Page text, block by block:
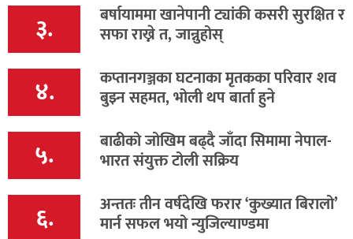
३. बर्षायाममा खानेपानी ट्यांकी कसरी सुरक्षित र
सफा राख्ने त, जान्नुहोस्
४. कप्तानगञ्जका घटनाका मृतकका परिवार शव
बुझ्न सहमत, भोली थप बार्ता हुने
५. बाढीको जोखिम बढ्दै जाँदा सिमामा नेपाल-
भारत संयुक्त टोली सक्रिय
६. अन्ततः तीन वर्षदेखि फरार ‘कुख्यात बिरालो’
मार्न सफल भयो न्युजिल्याण्डमा